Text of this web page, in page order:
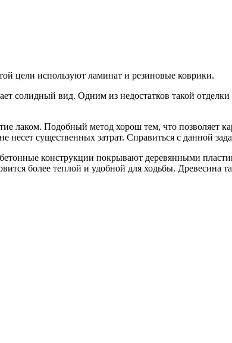
цели используют ламинат и резиновые коврики.
солидный вид. Одним из недостатков такой
лаком. Подобный метод хорош тем, что позволяет
несет существенных затрат. Справиться с данной
конструкции покрывают деревянными
более теплой и удобной для ходьбы. Древесина